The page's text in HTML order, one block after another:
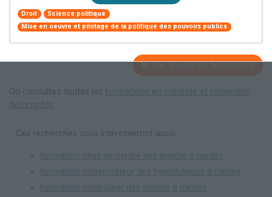
Droit
Science politique
Mise en oeuvre et pilotage de la politique des pouvoirs publics
Voir toutes les formations
formations en contrôle et inspection
des impôts
formation chef de centre des impôts à nantes
formation conservateur des hypothèques à nantes
formation contrôleur des impôts à nantes